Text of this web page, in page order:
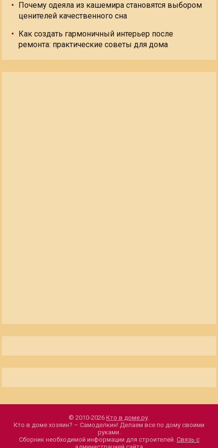
Почему одеяла из кашемира становятся выбором
ценителей качественного сна
Как создать гармоничный интерьер после
ремонта: практические советы для дома
© 2010-2026 Кто в доме.ру.
Кто в доме хозяин? – Самоделкин! Делаем все по дому своими
руками.
Сборник необходимой информации для строителей. Связь с